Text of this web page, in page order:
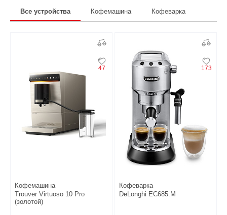
Все устройства Кофемашина Кофеварка
47
Кофемашина
Trouver Virtuoso 10 Pro
(золотой)
173
Кофеварка
DeLonghi EC685.M